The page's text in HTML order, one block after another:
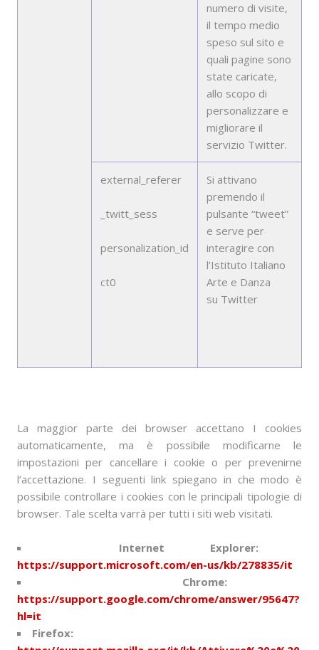
numero di visite,
il tempo medio
speso sul sito e
quali pagine sono
state caricate,
allo scopo di
personalizzare e
migliorare il
servizio Twitter.
external_referer
_twitt_sess
personalization_id
ct0
Si attivano
premendo il
pulsante “tweet”
e serve per
interagire con
l’Istituto Italiano
Arte e Danza
su Twitter
La maggior parte dei browser accettano I cookies
automaticamente, ma è possibile modificarne le
impostazioni per cancellare i cookie o per prevenirne
l’accettazione. I seguenti link spiegano in che modo è
possibile controllare i cookies con le principali tipologie di
browser. Tale scelta varrà per tutti i siti web visitati.
Internet Explorer:
https://support.microsoft.com/en-us/kb/278835/it
Chrome:
https://support.google.com/chrome/answer/95647?
hl=it
Firefox: